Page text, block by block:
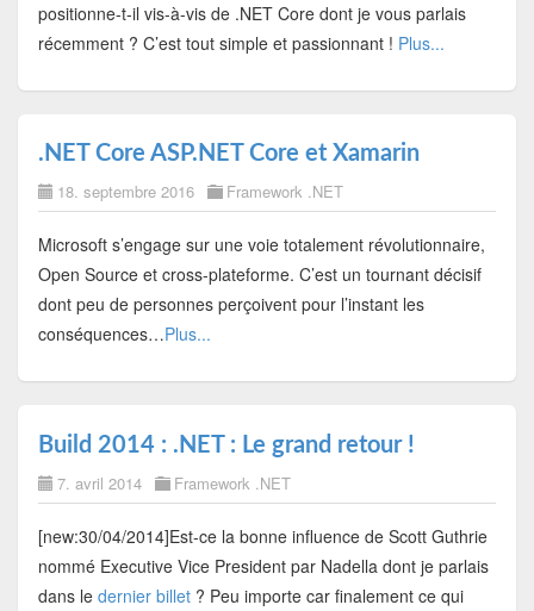
positionne-t-il vis-à-vis de .NET Core dont je vous parlais
récemment ? C’est tout simple et passionnant ! Plus...
.NET Core ASP.NET Core et Xamarin
18. septembre 2016 Framework .NET
Microsoft s’engage sur une voie totalement révolutionnaire,
Open Source et cross-plateforme. C’est un tournant décisif
dont peu de personnes perçoivent pour l’instant les
conséquences…Plus...
Build 2014 : .NET : Le grand retour !
7. avril 2014 Framework .NET
[new:30/04/2014]Est-ce la bonne influence de Scott Guthrie
nommé Executive Vice President par Nadella dont je parlais
dans le dernier billet? Peu importe car finalement ce qui